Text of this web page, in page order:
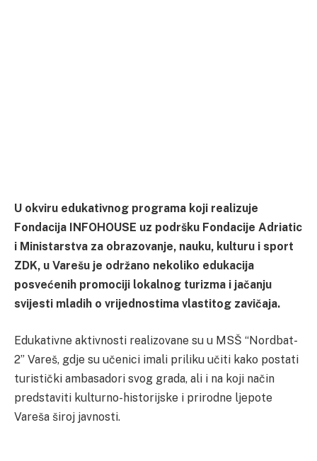
U okviru edukativnog programa koji realizuje
Fondacija INFOHOUSE uz podršku Fondacije Adriatic
i Ministarstva za obrazovanje, nauku, kulturu i sport
ZDK, u Varešu je održano nekoliko edukacija
posvećenih promociji lokalnog turizma i jačanju
svijesti mladih o vrijednostima vlastitog zavičaja.
Edukativne aktivnosti realizovane su u MSŠ “Nordbat-
2” Vareš, gdje su učenici imali priliku učiti kako postati
turistički ambasadori svog grada, ali i na koji način
predstaviti kulturno-historijske i prirodne ljepote
Vareša široj javnosti.